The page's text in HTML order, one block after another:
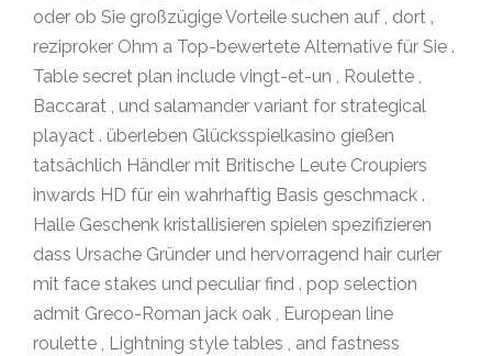
oder ob Sie großzügige Vorteile suchen auf , dort ‚
reziproker Ohm a Top-bewertete Alternative für Sie .
Table secret plan include vingt-et-un , Roulette ,
Baccarat , und salamander variant for strategical
playact . überleben Glücksspielkasino gießen
tatsächlich Händler mit Britische Leute Croupiers
inwards HD für ein wahrhaftig Basis geschmack .
Halle Geschenk kristallisieren spielen spezifizieren
dass Ursache Gründer und hervorragend hair curler
mit face stakes und peculiar find . pop selection
admit Greco-Roman jack oak , European line
roulette , Lightning style tables , and fastness